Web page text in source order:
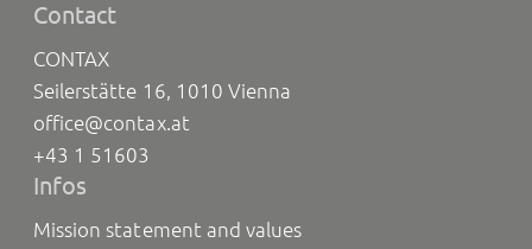
Contact
CONTAX
Seilerstätte 16, 1010 Vienna
office@contax.at
+43 1 51603
Infos
Mission statement and values